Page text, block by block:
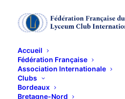
Accueil
Fédération Française
Association Internationale
Clubs
Bordeaux
Bretagne-Nord
L'Agenda,